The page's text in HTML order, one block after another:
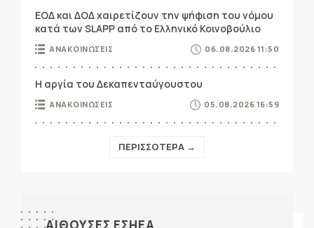
ΕΟΔ και ΔΟΔ χαιρετίζουν την ψήφιση του νόμου
κατά των SLAPP από το Ελληνικό Κοινοβούλιο
ΑΝΑΚΟΙΝΩΣΕΙΣ 06.08.2026 11:50
Η αργία του Δεκαπενταύγουστου
ΑΝΑΚΟΙΝΩΣΕΙΣ 05.08.2026 16:59
ΠΕΡΙΣΣΟΤΕΡΑ →
ΑΙΘΟΥΣΕΣ ΕΣΗΕΑ